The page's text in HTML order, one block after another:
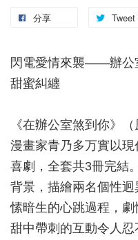
分享 Tweet
閃電愛情來襲——辦公
甜蜜糾纏
《在辦公室煞到你》
漫畫家青乃多万實以
喜劇，全套共3冊完結
背景，描繪兩名個性
愫暗生的心跳過程，劇
甜中帶刺的互動令人